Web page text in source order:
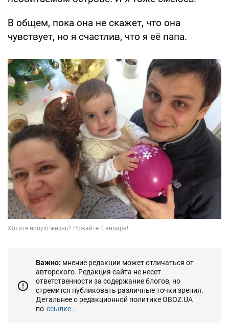
В общем, пока она не скажет, что она
чувствует, но я счастлив, что я её папа.
Важно: мнение редакции может отличаться от
авторского. Редакция сайта не несет
ответственности за содержание блогов, но
стремится публиковать различные точки зрения.
Детальнее о редакционной политике OBOZ.UA
по ссылке...